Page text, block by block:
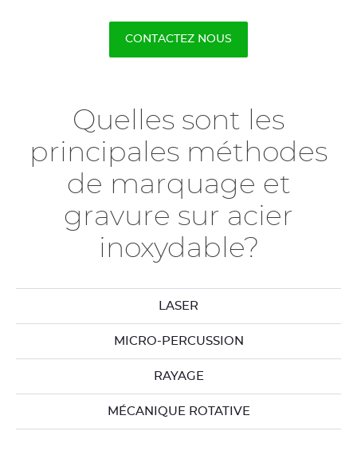
CONTACTEZ NOUS
Quelles sont les
principales méthodes
de marquage et
gravure sur acier
inoxydable?
LASER
MICRO-PERCUSSION
RAYAGE
MÉCANIQUE ROTATIVE